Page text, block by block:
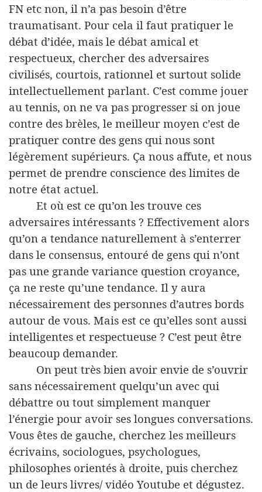
FN etc non, il n’a pas besoin d’être
traumatisant. Pour cela il faut pratiquer le
débat d’idée, mais le débat amical et
respectueux, chercher des adversaires
civilisés, courtois, rationnel et surtout solide
intellectuellement parlant. C’est comme jouer
au tennis, on ne va pas progresser si on joue
contre des brèles, le meilleur moyen c’est de
pratiquer contre des gens qui nous sont
légèrement supérieurs. Ça nous affute, et nous
permet de prendre conscience des limites de
notre état actuel.
Et où est ce qu’on les trouve ces
adversaires intéressants ? Effectivement alors
qu’on a tendance naturellement à s’enterrer
dans le consensus, entouré de gens qui n’ont
pas une grande variance question croyance,
ça ne reste qu’une tendance. Il y aura
nécessairement des personnes d’autres bords
autour de vous. Mais est ce qu’elles sont aussi
intelligentes et respectueuse ? C’est peut être
beaucoup demander.
On peut très bien avoir envie de s’ouvrir
sans nécessairement quelqu’un avec qui
débattre ou tout simplement manquer
l’énergie pour avoir ses longues conversations.
Vous êtes de gauche, cherchez les meilleurs
écrivains, sociologues, psychologues,
philosophes orientés à droite, puis cherchez
un de leurs livres/ vidéo Youtube et dégustez.